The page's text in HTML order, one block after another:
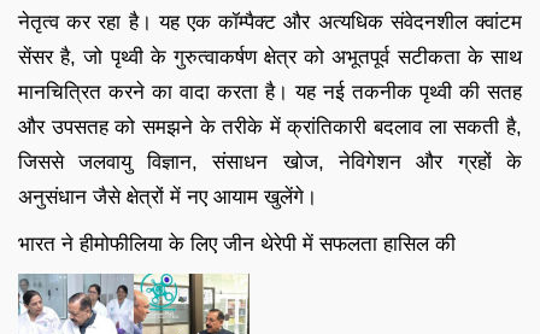
नेतृत्व कर रहा है। यह एक कॉम्पैक्ट और अत्यधिक संवेदनशील क्वांटम
सेंसर है, जो पृथ्वी के गुरुत्वाकर्षण क्षेत्र को अभूतपूर्व सटीकता के साथ
मानचित्रित करने का वादा करता है। यह नई तकनीक पृथ्वी की सतह
और उपसतह को समझने के तरीके में क्रांतिकारी बदलाव ला सकती है,
जिससे जलवायु विज्ञान, संसाधन खोज, नेविगेशन और ग्रहों के
अनुसंधान जैसे क्षेत्रों में नए आयाम खुलेंगे।
भारत ने हीमोफीलिया के लिए जीन थेरेपी में सफलता हासिल की